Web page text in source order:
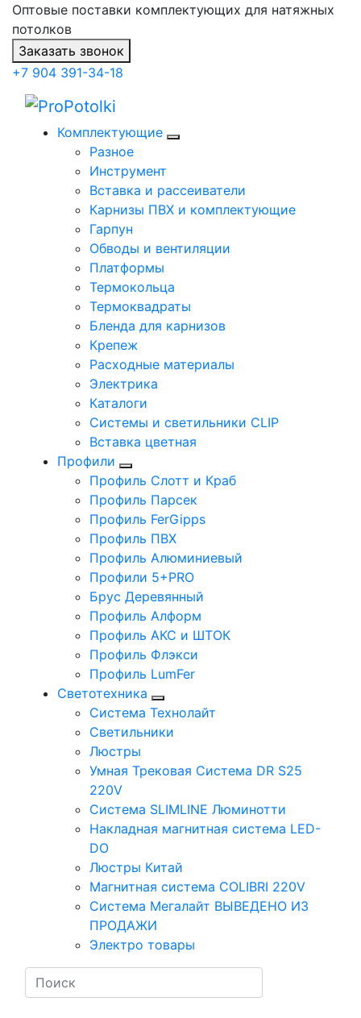
Оптовые поставки комплектующих для натяжных
потолков
Заказать звонок
+7 904 391-34-18
Комплектующие
Разное
Инструмент
Вставка и рассеиватели
Карнизы ПВХ и комплектующие
Гарпун
Обводы и вентиляции
Платформы
Термокольца
Термоквадраты
Бленда для карнизов
Крепеж
Расходные материалы
Электрика
Каталоги
Системы и светильники CLIP
Вставка цветная
Профили
Профиль Слотт и Краб
Профиль Парсек
Профиль FerGipps
Профиль ПВХ
Профиль Алюминиевый
Профили 5+PRO
Брус Деревянный
Профиль Алформ
Профиль АКС и ШТОК
Профиль Флэкси
Профиль LumFer
Светотехника
Система Технолайт
Светильники
Люстры
Умная Трековая Система DR S25
220V
Система SLIMLINE Люминотти
Накладная магнитная система LED-
DO
Люстры Китай
Магнитная система COLIBRI 220V
Система Мегалайт ВЫВЕДЕНО ИЗ
ПРОДАЖИ
Электро товары